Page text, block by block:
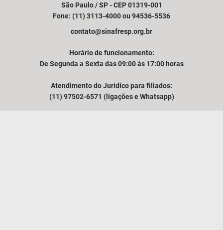
São Paulo / SP - CEP 01319-001
Fone: (11) 3113-4000 ou 94536-5536
contato@sinafresp.org.br
Horário de funcionamento:
De Segunda a Sexta das 09:00 às 17:00 horas
Atendimento do Jurídico para filiados:
(11) 97502-6571 (ligações e Whatsapp)